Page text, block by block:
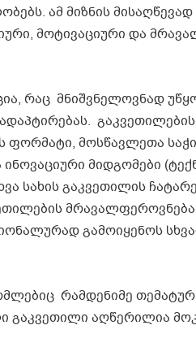
ამ მიზნის
მოტივაციური და
რაც მნიშვნელოვნად
ფორმატი, მოსწავლეთა
მიდგომები
სახის გაკვეთილის
გამოიყენოს
რამდენიმე
გაკვეთილი აღწერილია